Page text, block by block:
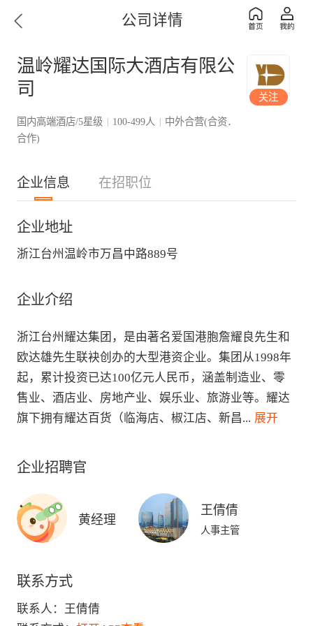
公司详情
温岭耀达国际大酒店有限公
司
国内高端酒店/5星级 | 100-499人 | 中外合营(合资．
合作)
关注
企业信息 在招职位
企业地址
浙江台州温岭市万昌中路889号
企业介绍
浙江台州耀达集团，是由著名爱国港胞詹耀良先生和
欧达雄先生联袂创办的大型港资企业。集团从1998年
起，累计投资已达100亿元人民币，涵盖制造业、零
售业、酒店业、房地产业、娱乐业、旅游业等。耀达
旗下拥有耀达百货（临海店、椒江店、新昌... 展开
企业招聘官
黄经理
王倩倩
人事主管
联系方式
联系人： 王倩倩